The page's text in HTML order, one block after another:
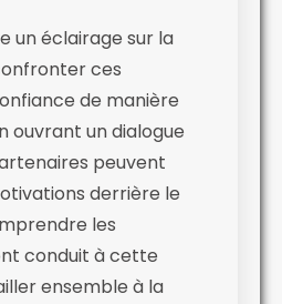
un éclairage sur la
ces
de manière
ouvrant un dialogue
peuvent
derrière le
les
conduit à cette
ensemble à la